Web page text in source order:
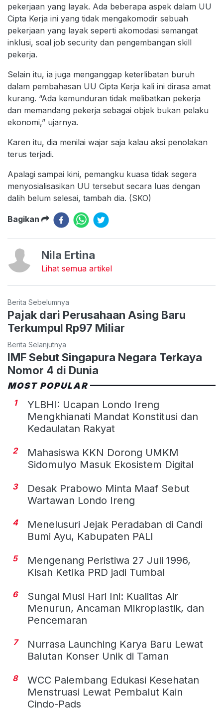
pekerjaan yang layak. Ada beberapa aspek dalam UU
Cipta Kerja ini yang tidak mengakomodir sebuah
pekerjaan yang layak seperti akomodasi semangat
inklusi, soal job security dan pengembangan skill
pekerja.
Selain itu, ia juga menganggap keterlibatan buruh
dalam pembahasan UU Cipta Kerja kali ini dirasa amat
kurang. “Ada kemunduran tidak melibatkan pekerja
dan memandang pekerja sebagai objek bukan pelaku
ekonomi,” ujarnya.
Karen itu, dia menilai wajar saja kalau aksi penolakan
terus terjadi.
Apalagi sampai kini, pemangku kuasa tidak segera
menyosialisasikan UU tersebut secara luas dengan
dalih belum selesai, tambah dia. (SKO)
Bagikan
Nila Ertina
Lihat semua artikel
Berita Sebelumnya
Pajak dari Perusahaan Asing Baru
Terkumpul Rp97 Miliar
Berita Selanjutnya
IMF Sebut Singapura Negara Terkaya
Nomor 4 di Dunia
MOST POPULAR
1
YLBHI: Ucapan Londo Ireng
Mengkhianati Mandat Konstitusi dan
Kedaulatan Rakyat
2
Mahasiswa KKN Dorong UMKM
Sidomulyo Masuk Ekosistem Digital
3
Desak Prabowo Minta Maaf Sebut
Wartawan Londo Ireng
4
Menelusuri Jejak Peradaban di Candi
Bumi Ayu, Kabupaten PALI
5
Mengenang Peristiwa 27 Juli 1996,
Kisah Ketika PRD jadi Tumbal
6
Sungai Musi Hari Ini: Kualitas Air
Menurun, Ancaman Mikroplastik, dan
Pencemaran
7
Nurrasa Launching Karya Baru Lewat
Balutan Konser Unik di Taman
8
WCC Palembang Edukasi Kesehatan
Menstruasi Lewat Pembalut Kain
Cindo-Pads